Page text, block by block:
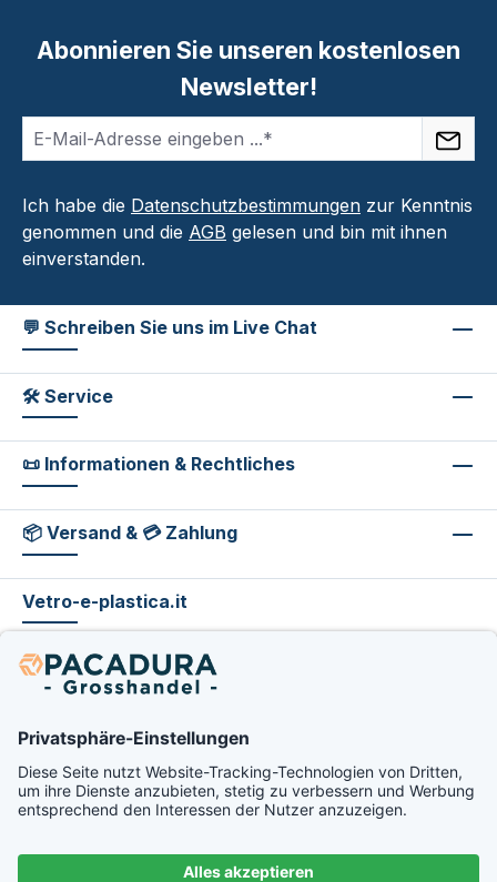
Abonnieren Sie unseren kostenlosen
Newsletter!
Ich habe die Datenschutzbestimmungen zur Kenntnis
genommen und die AGB gelesen und bin mit ihnen
einverstanden.
💬 Schreiben Sie uns im Live Chat
🛠 Service
📜 Informationen & Rechtliches
📦 Versand & 💳 Zahlung
Vetro-e-plastica.it
footer.excludeVat.shippingCost
footer.excludeVat.afterTag